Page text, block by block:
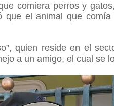
comiera perros y
que el animal que
quien reside en el
a un amigo, el cual se